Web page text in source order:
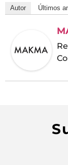
Autor Últimos